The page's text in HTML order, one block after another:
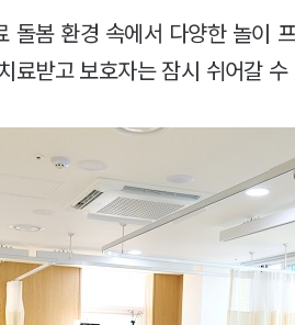
돌봄 환경 속에서 다양한 놀이
료받고 보호자는 잠시 쉬어갈